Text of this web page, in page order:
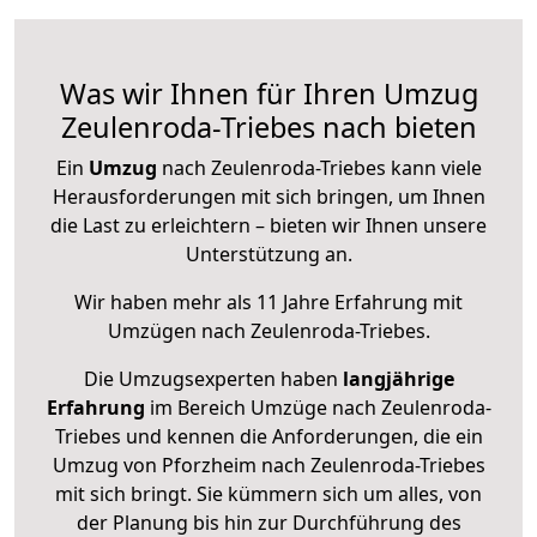
Was wir Ihnen für Ihren Umzug
Zeulenroda-Triebes nach bieten
Ein Umzug nach Zeulenroda-Triebes kann viele
Herausforderungen mit sich bringen, um Ihnen
die Last zu erleichtern – bieten wir Ihnen unsere
Unterstützung an.
Wir haben mehr als 11 Jahre Erfahrung mit
Umzügen nach Zeulenroda-Triebes.
Die Umzugsexperten haben langjährige
Erfahrung im Bereich Umzüge nach Zeulenroda-
Triebes und kennen die Anforderungen, die ein
Umzug von Pforzheim nach Zeulenroda-Triebes
mit sich bringt. Sie kümmern sich um alles, von
der Planung bis hin zur Durchführung des